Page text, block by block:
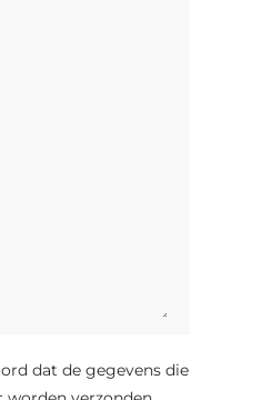
dat de gegevens die